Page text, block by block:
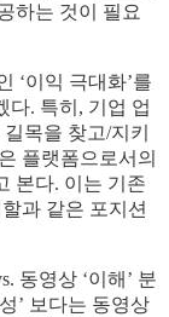
하는 것이 필요
‘이익 극대화’를
다. 특히, 기업 업
목을 찾고/지키
플랫폼으로서의
본다. 이는 기존
과 같은 포지션
동영상 ‘이해’ 분
’ 보다는 동영상